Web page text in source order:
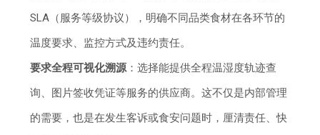
SLA（服务等级协议），明确不同品类食材在各环节的
温度要求、监控方式及违约责任。
要求全程可视化溯源：选择能提供全程温湿度轨迹查
询、图片签收凭证等服务的供应商。这不仅是内部管理
的需要，也是在发生客诉或食安问题时，厘清责任、快